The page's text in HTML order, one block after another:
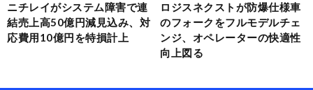
ニチレイがシステム障害で連
結売上高50億円減見込み、対
応費用10億円を特損計上
ロジスネクストが防爆仕様車
のフォークをフルモデルチェ
ンジ、オペレーターの快適性
向上図る